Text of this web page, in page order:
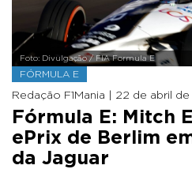
Foto: Divulgação / FIA Formula E
FÓRMULA E
Redação F1Mania | 22 de abril de
Fórmula E: Mitch
ePrix de Berlim
da Jaguar